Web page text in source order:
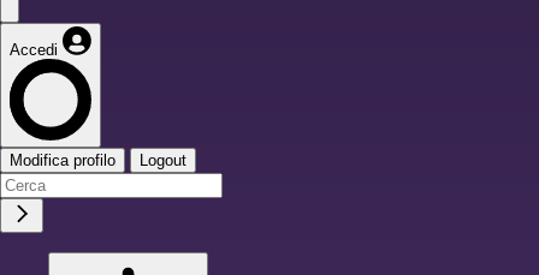
Accedi
Modifica profilo Logout